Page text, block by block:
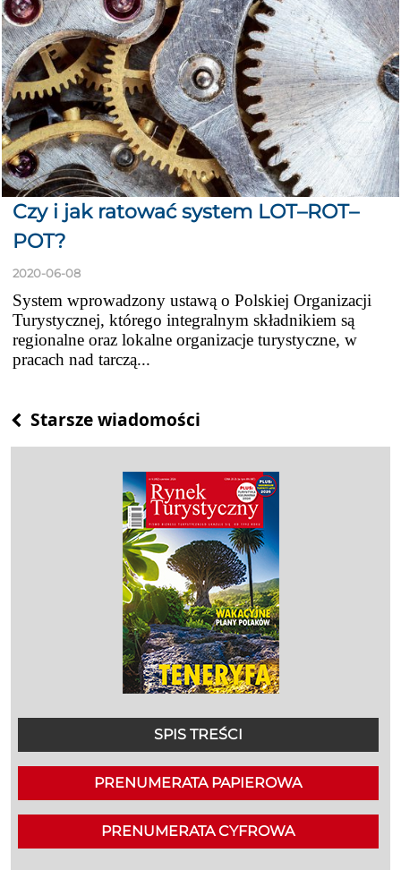
Czy i jak ratować system LOT–ROT–
POT?
2020-06-08
System wprowadzony ustawą o Polskiej Organizacji
Turystycznej, którego integralnym składnikiem są
regionalne oraz lokalne organizacje turystyczne, w
pracach nad tarczą...
Posts
navigation
Starsze wiadomości
SPIS TREŚCI
PRENUMERATA PAPIEROWA
PRENUMERATA CYFROWA